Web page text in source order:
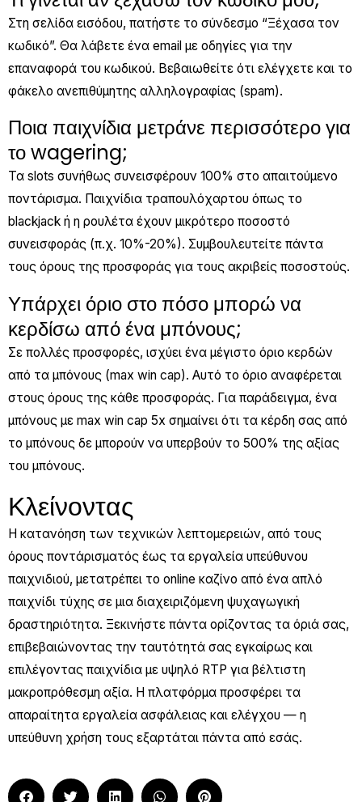
Στη σελίδα εισόδου, πατήστε το σύνδεσμο “Ξέχασα τον
κωδικό”. Θα λάβετε ένα email με οδηγίες για την
επαναφορά του κωδικού. Βεβαιωθείτε ότι ελέγχετε και το
φάκελο ανεπιθύμητης αλληλογραφίας (spam).
Ποια παιχνίδια μετράνε περισσότερο για
το wagering;
Τα slots συνήθως συνεισφέρουν 100% στο απαιτούμενο
ποντάρισμα. Παιχνίδια τραπουλόχαρτου όπως το
blackjack ή η ρουλέτα έχουν μικρότερο ποσοστό
συνεισφοράς (π.χ. 10%-20%). Συμβουλευτείτε πάντα
τους όρους της προσφοράς για τους ακριβείς ποσοστούς.
Υπάρχει όριο στο πόσο μπορώ να
κερδίσω από ένα μπόνους;
Σε πολλές προσφορές, ισχύει ένα μέγιστο όριο κερδών
από τα μπόνους (max win cap). Αυτό το όριο αναφέρεται
στους όρους της κάθε προσφοράς. Για παράδειγμα, ένα
μπόνους με max win cap 5x σημαίνει ότι τα κέρδη σας από
το μπόνους δε μπορούν να υπερβούν το 500% της αξίας
του μπόνους.
Κλείνοντας
Η κατανόηση των τεχνικών λεπτομερειών, από τους
όρους ποντάρισματός έως τα εργαλεία υπεύθυνου
παιχνιδιού, μετατρέπει το online καζίνο από ένα απλό
παιχνίδι τύχης σε μια διαχειριζόμενη ψυχαγωγική
δραστηριότητα. Ξεκινήστε πάντα ορίζοντας τα όριά σας,
επιβεβαιώνοντας την ταυτότητά σας εγκαίρως και
επιλέγοντας παιχνίδια με υψηλό RTP για βέλτιστη
μακροπρόθεσμη αξία. Η πλατφόρμα προσφέρει τα
απαραίτητα εργαλεία ασφάλειας και ελέγχου — η
υπεύθυνη χρήση τους εξαρτάται πάντα από εσάς.